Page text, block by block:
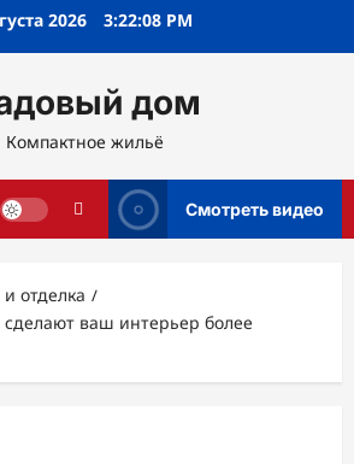
2026 3:22:09 PM
дом
Компактное жильё
Смотреть видео
отделка
сделают ваш интерьер более